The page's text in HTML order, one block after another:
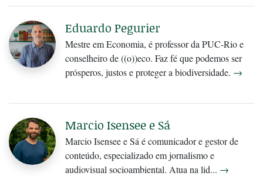
Eduardo Pegurier
Mestre em Economia, é professor da PUC-Rio e
conselheiro de ((o))eco. Faz fé que podemos ser
prósperos, justos e proteger a biodiversidade. →
Marcio Isensee e Sá
Marcio Isensee e Sá é comunicador e gestor de
conteúdo, especializado em jornalismo e
audiovisual socioambiental. Atua na lid... →